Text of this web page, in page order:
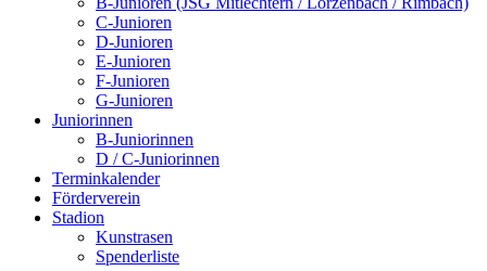
C-Junioren
D-Junioren
E-Junioren
F-Junioren
G-Junioren
Juniorinnen
B-Juniorinnen
D / C-Juniorinnen
Terminkalender
Förderverein
Stadion
Kunstrasen
Spenderliste